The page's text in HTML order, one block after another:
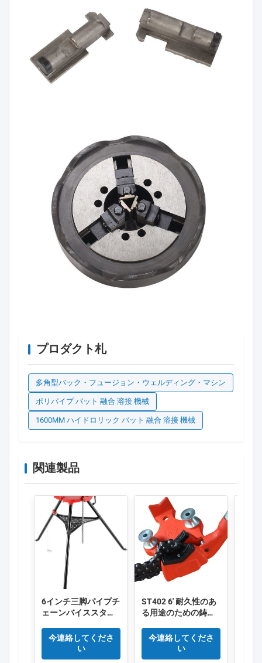
プロダクト札
多角型バック・フュージョン・ウェルディング・マシン
ポリパイプ バット 融合 溶接 機械
1600MM ハイドロリック バット 融合 溶接 機械
関連製品
6インチ三脚パイプチ
ェーンバイススタン
三脚スタンド ヘビー
デューティーパイプ
スタンド 三脚 Tri-
今連絡してくださ
い
ST402 6' 耐久性のあ
る用途のための鋳鋼
今連絡してくださ
い